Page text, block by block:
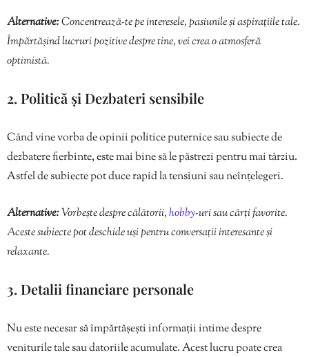
Alternative:Concentrează-te pe interesele, pasiunile și aspirațiile tale.
Împărtășind lucruri pozitive despre tine, vei crea o atmosferă
optimistă.
2. Politică și Dezbateri sensibile
Când vine vorba de opinii politice puternice sau subiecte de
dezbatere fierbinte, este mai bine să le păstrezi pentru mai târziu.
Astfel de subiecte pot duce rapid la tensiuni sau neînțelegeri.
Alternative:Vorbește despre călătorii,hobby-uri sau cărți favorite.
Aceste subiecte pot deschide uși pentru conversații interesante și
relaxante.
3. Detalii financiare personale
Nu este necesar să împărtășești informații intime despre
veniturile tale sau datoriile acumulate. Acest lucru poate crea